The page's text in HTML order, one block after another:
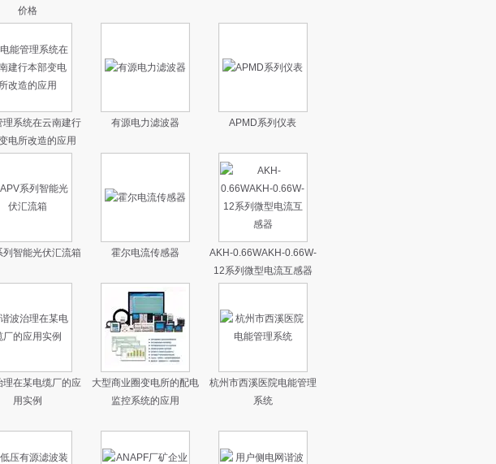
价格
理系统在云南建行
电所改造的应用
有源电力滤波器 APMD系列仪表
列智能光伏汇流箱 霍尔电流传感器
AKH-0.66WAKH-0.66W-
12系列微型电流互感器
理在某电缆厂的应
用实例
大型商业圈变电所的配电
监控系统的应用
杭州市西溪医院电能管理
系统